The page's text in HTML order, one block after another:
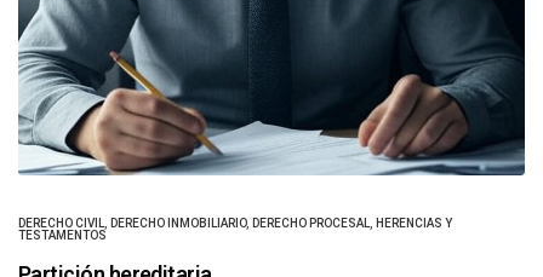
DERECHO CIVIL DERECHO INMOBILIARIO, DERECHO PROCESAL
HERENCIAS Y
TESTAMENTOS